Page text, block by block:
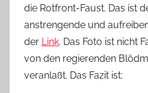
die Rotfront-Faust. Das ist
anstrengende und
der Link. Das Foto ist nicht
von den regierenden
veranlaßt. Das Fazit ist: